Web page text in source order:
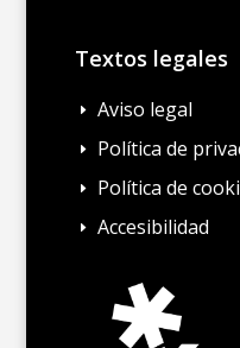
Textos legales
E Aviso legal
E Política de
E Política de
E Accesibilidad